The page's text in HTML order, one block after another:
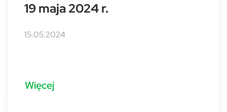
19 maja 2024 r.
15.05.2024
Więcej